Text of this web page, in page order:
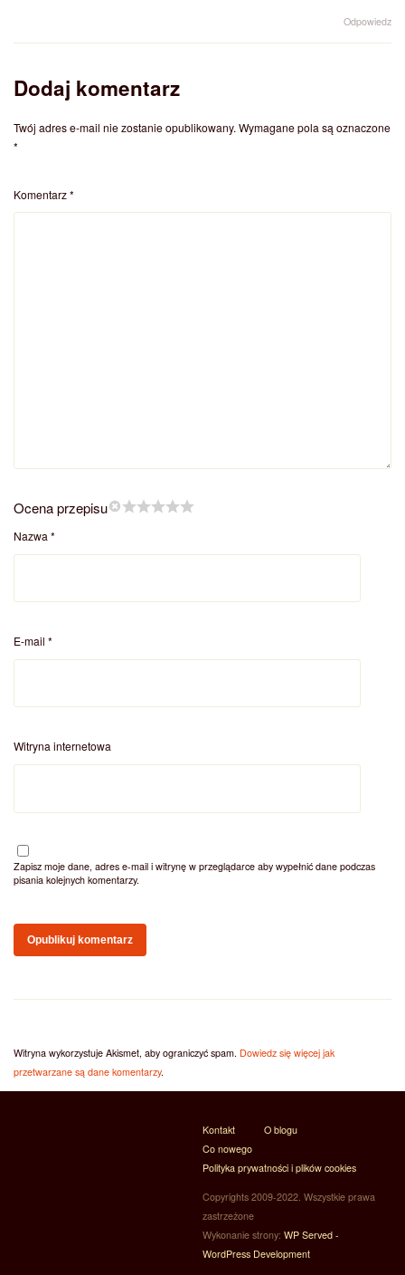
Odpowiedz
Dodaj komentarz
Twój adres e-mail nie zostanie opublikowany. Wymagane pola są oznaczone
*
Komentarz*
Ocena przepisu
Nazwa *
E-mail *
Witryna internetowa
Zapisz moje dane, adres e-mail i witrynę w przeglądarce aby wypełnić dane podczas
pisania kolejnych komentarzy.
Witryna wykorzystuje Akismet, aby ograniczyć spam. Dowiedz się więcej jak
przetwarzane są dane komentarzy.
Kontakt
O blogu
Co nowego
Polityka prywatności i plików cookies
Copyrights 2009-2022. Wszystkie prawa
zastrzeżone
Wykonanie strony: WP Served -
WordPress Development